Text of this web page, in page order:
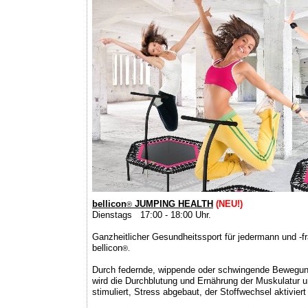
bellicon® JUMPING HEALTH (NEU!)
Dienstags
17:00 - 18:00 Uhr.
Ganzheitlicher Gesundheitssport für jedermann und -
bellicon®.
Durch federnde, wippende oder schwingende
wird die Durchblutung und Ernährung der Muskulatur
stimuliert, Stress abgebaut, der Stoffwechsel